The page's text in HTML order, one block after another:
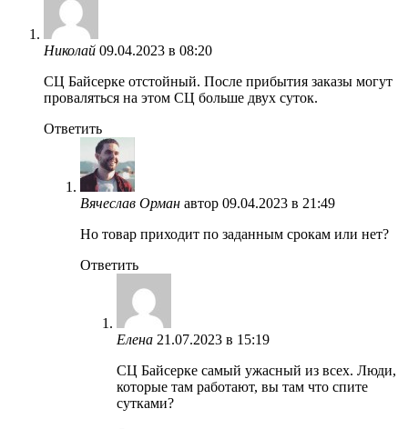
Николай 09.04.2023 в 08:20
СЦ Байсерке отстойный. После прибытия заказы могут
проваляться на этом СЦ больше двух суток.
Ответить
Вячеслав Орман автор 09.04.2023 в 21:49
Но товар приходит по заданным срокам или нет?
Ответить
Елена 21.07.2023 в 15:19
СЦ Байсерке самый ужасный из всех. Люди,
которые там работают, вы там что спите
сутками?